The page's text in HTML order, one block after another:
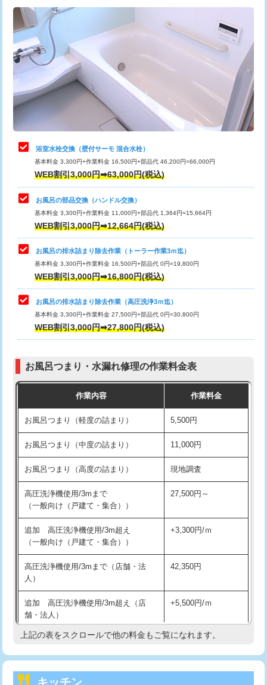
追加トーラー機使用/3m超え
カメラ調査 33,000円
桝清掃 8,800円
止水・漏水調査・防水処理・清掃・修
理・調整・分解・加工など（軽作業）
止水・漏水調査・防水処理・清掃・修
理・調整・分解・加工など（中作業）
22,000円
止水・漏水調査・防水処理・清掃・修
理・調整・分解・加工など（重作業）
33,000円
トイレタンク脱着
トイレ便器脱着
タンクレストイレ脱着 33,000円
小便器トイレ脱着
その他部品の脱着 8,800円～
交換・取付（タンク）
交換・取付（普通便座） 11,000円+材料費
交換・取付（温水洗浄便座） 16,500円+材料費
交換・取付(単水栓（壁付・デッキ
式）)
13,200円+材料費
交換・取付(混合水栓（壁付・デッキ
式・ワンホール）)
16,500円+材料費
交換・取付(排水栓・排水トラップ
（P/S/ポップアップ））
22,000円+材料費
交換・取付（その他部品） 11,000円+材料費
持込商品取付（単水栓） 13,200円
持込商品取付（混合水栓）
持込商品取付（浄水器・分岐水栓） 16,500円
持込商品取付（温水洗浄便座） 22,000円
持込商品取付（普通便座⇔温水洗浄便
22,000円
浴室水栓交換（壁付サーモ 混合水栓）
基本料金 3,300円+作業料金 16,500円+部品代 46,200円=66,000円
WEB割引3,000円➡63,000円(税込)
お風呂の部品交換（ハンドル交換）
基本料金 3,300円+作業料金 11,000円+部品代 1,364円=15,664円
WEB割引3,000円➡12,664円(税込)
お風呂の排水詰まり除去作業（トーラー作業3ｍ迄）
基本料金 3,300円+作業料金 16,500円+部品代 0円=19,800円
WEB割引3,000円➡16,800円(税込)
お風呂の排水詰まり除去作業（高圧洗浄3ｍ迄）
基本料金 3,300円+作業料金 27,500円+部品代 0円=30,800円
WEB割引3,000円➡27,800円(税込)
お風呂つまり・水漏れ修理の作業料金表
作業内容 作業料金
お風呂つまり（軽度の詰まり） 5,500円
お風呂つまり（中度の詰まり） 11,000円
お風呂つまり（高度の詰まり） 現地調査
高圧洗浄機使用/3mまで
（一般向け（戸建て・集合））
27,500円～
追加 高圧洗浄機使用/3m超え
（一般向け（戸建て・集合））
+3,300円/ｍ
高圧洗浄機使用/3mまで（店舗・法
人）
42,350円
追加 高圧洗浄機使用/3m超え（店
舗・法人）
+5,500円/ｍ
高度高圧洗浄換 現地調査
上記の表をスクロールで他の料金もご覧になれます。
キッチン